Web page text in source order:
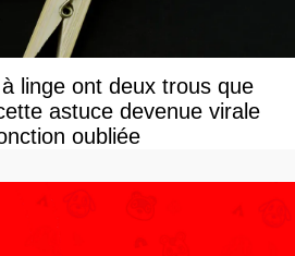
linge ont deux trous que
astuce devenue virale
oubliée